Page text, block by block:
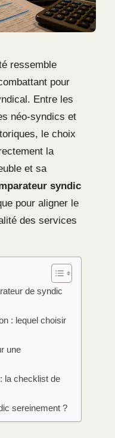
ressemble
pour
Entre les
néo-syndics et
le choix
la
et sa
syndic
pour aligner le
des services
de syndic
: lequel choisir
une
la checklist de
sereinement ?